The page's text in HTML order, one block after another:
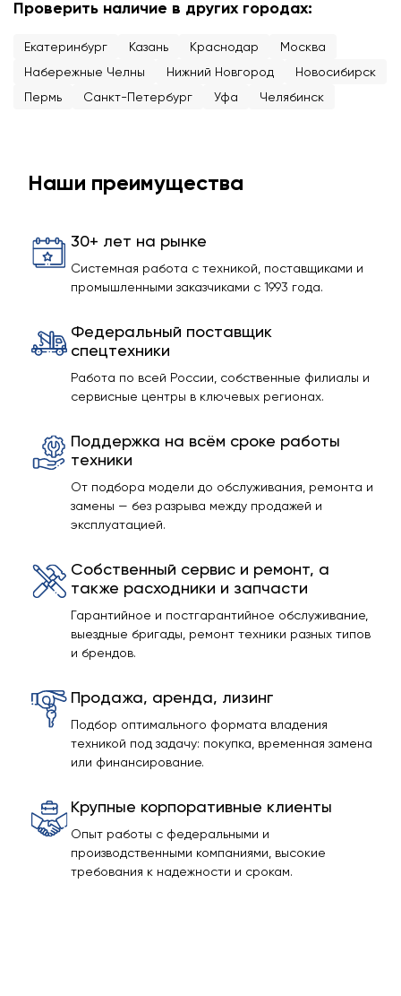
Проверить наличие в других городах:
Екатеринбург Казань Краснодар
Москва
Набережные Челны
Нижний Новгород
Новосибирск
Пермь
Санкт-Петербург Уфа Челябинск
Наши преимущества
30+ лет на рынке
Системная работа с техникой, поставщиками и
промышленными заказчиками с 1993 года.
Федеральный поставщик
спецтехники
Работа по всей России, собственные филиалы и
сервисные центры в ключевых регионах.
Поддержка на всём сроке работы
техники
От подбора модели до обслуживания, ремонта и
замены — без разрыва между продажей и
эксплуатацией.
Собственный сервис и ремонт, а
также расходники и запчасти
Гарантийное и постгарантийное обслуживание,
выездные бригады, ремонт техники разных типов
и брендов.
Продажа, аренда, лизинг
Подбор оптимального формата владения
техникой под задачу: покупка, временная замена
или финансирование.
Крупные корпоративные клиенты
Опыт работы с федеральными и
производственными компаниями, высокие
требования к надежности и срокам.